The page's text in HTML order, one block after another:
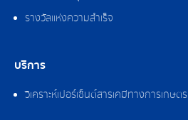
รางวัลแห่งความสำเร็จ
บริการ
วิเคราะห์เปอร์เซ็นต์สารเคมีทางการเกษตร